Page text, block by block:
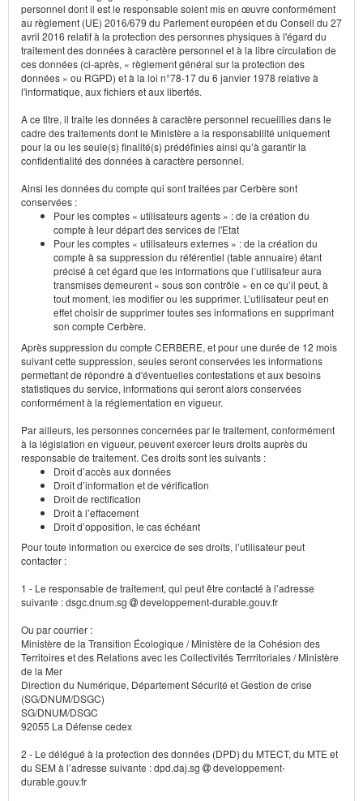
personnel dont il est le responsable soient mis en œuvre conformément
au règlement (UE) 2016/679 du Parlement européen et du Conseil du 27
avril 2016 relatif à la protection des personnes physiques à l'égard du
traitement des données à caractère personnel et à la libre circulation de
ces données (ci-après, « règlement général sur la protection des
données » ou RGPD) et à la loi n°78-17 du 6 janvier 1978 relative à
l'informatique, aux fichiers et aux libertés.
A ce titre, il traite les données à caractère personnel recueillies dans le
cadre des traitements dont le Ministère a la responsabilité uniquement
pour la ou les seule(s) finalité(s) prédéfinies ainsi qu’à garantir la
confidentialité des données à caractère personnel.
Ainsi les données du compte qui sont traitées par Cerbère sont
conservées :
Pour les comptes « utilisateurs agents » : de la création du
compte à leur départ des services de l'Etat
Pour les comptes « utilisateurs externes » : de la création du
compte à sa suppression du référentiel (table annuaire) étant
précisé à cet égard que les informations que l’utilisateur aura
transmises demeurent « sous son contrôle » en ce qu’il peut, à
tout moment, les modifier ou les supprimer. L’utilisateur peut en
effet choisir de supprimer toutes ses informations en supprimant
son compte Cerbère.
Après suppression du compte CERBERE, et pour une durée de 12 mois
suivant cette suppression, seules seront conservées les informations
permettant de répondre à d'éventuelles contestations et aux besoins
statistiques du service, informations qui seront alors conservées
conformément à la réglementation en vigueur.
Par ailleurs, les personnes concernées par le traitement, conformément
à la législation en vigueur, peuvent exercer leurs droits auprès du
responsable de traitement. Ces droits sont les suivants :
Droit d’accès aux données
Droit d’information et de vérification
Droit de rectification
Droit à l’effacement
Droit d’opposition, le cas échéant
Pour toute information ou exercice de ses droits, l’utilisateur peut
contacter :
1 - Le responsable de traitement, qui peut être contacté à l’adresse
suivante : dsgc.dnum.sg
developpement-durable.gouv.fr
Ou par courrier :
Ministère de la Transition Écologique / Ministère de la Cohésion des
Territoires et des Relations avec les Collectivités Terrritoriales / Ministère
de la Mer
Direction du Numérique, Département Sécurité et Gestion de crise
(SG/DNUM/DSGC)
SG/DNUM/DSGC
92055 La Défense cedex
2 - Le délégué à la protection des données (DPD) du MTECT, du MTE et
du SEM à l’adresse suivante : dpd.daj.sg
developpement-
durable.gouv.fr